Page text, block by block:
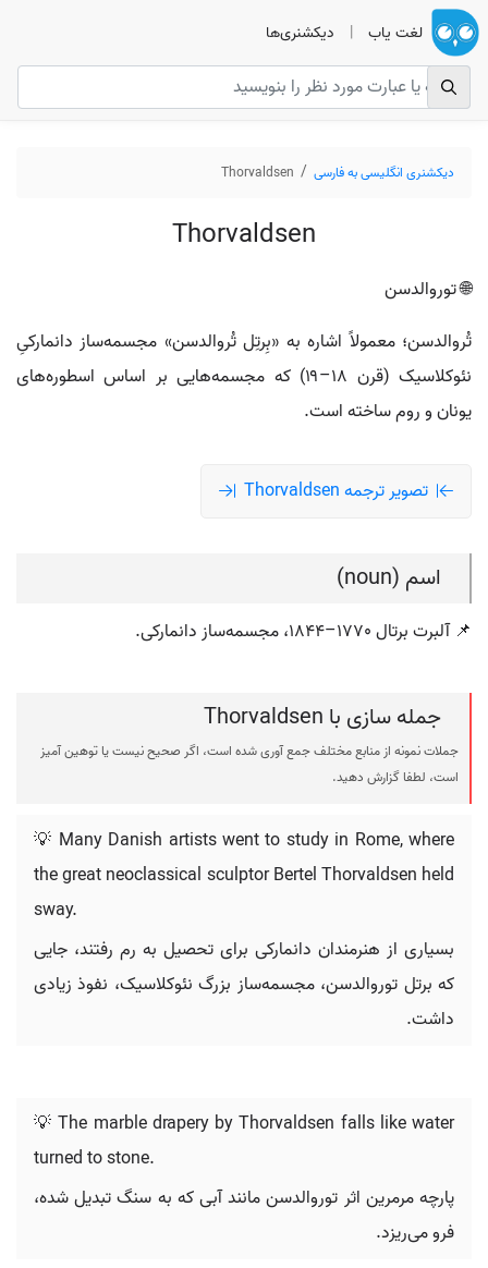
لغت یاب | دیکشنری‌ها
دیکشنری انگلیسی به فارسی Thorvaldsen
Thorvaldsen
🌐 توروالدسن
تُروالدسن؛ معمولاً اشاره به «بِرتِل تُروالدسن» مجسمه‌ساز دانمارکیِ
نئوکلاسیک (قرن ۱۸–۱۹) که مجسمه‌هایی بر اساس اسطوره‌های
یونان و روم ساخته است.
تصویر ترجمه Thorvaldsen
اسم (noun)
📌 آلبرت برتال 1770–1844، مجسمه‌ساز دانمارکی.
جمله سازی با Thorvaldsen
جملات نمونه از منابع مختلف جمع آوری شده است، اگر صحیح نیست یا توهین آمیز
است، لطفا گزارش دهید.
💡 Many Danish artists went to study in Rome, where
the great neoclassical sculptor Bertel Thorvaldsen held
sway.
بسیاری از هنرمندان دانمارکی برای تحصیل به رم رفتند، جایی
که برتل توروالدسن، مجسمه‌ساز بزرگ نئوکلاسیک، نفوذ زیادی
داشت.
💡 The marble drapery by Thorvaldsen falls like water
turned to stone.
پارچه مرمرین اثر توروالدسن مانند آبی که به سنگ تبدیل شده،
فرو می‌ریزد.